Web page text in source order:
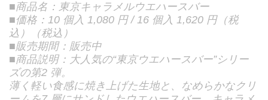
■商品名：東京キャラメルウエハースバー
■価格：10 個入 1,080 円 / 16 個入 1,620 円（税
込）（税込）
■販売期間：販売中
■商品説明：大人気の“東京ウエハースバー”シリー
ズの第2 弾。
薄く軽い食感に焼き上げた生地と、なめらかなクリ